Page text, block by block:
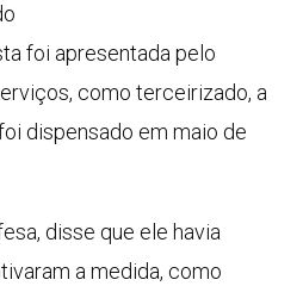
foi apresentada pelo
como terceirizado, a
dispensado em maio de
disse que ele havia
a medida, como